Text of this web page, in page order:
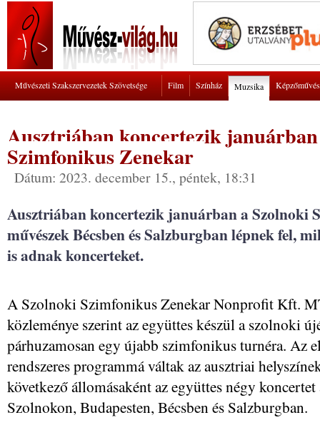
Művészeti Szakszervezetek Szövetsége Film Színház Muzsika
Ausztriában koncertezik
Szimfonikus Zenekar
Dátum: 2023. december 15., péntek, 18:31
Ausztriában koncertezik januárban a Szolnoki
művészek Bécsben és Salzburgban lépnek fel,
is adnak koncerteket.
A Szolnoki Szimfonikus Zenekar Nonprofit Kft.
közleménye szerint az együttes készül a szolnoki
párhuzamosan egy újabb szimfonikus turnéra. Az
rendszeres programmá váltak az ausztriai
következő állomásaként az együttes négy
Szolnokon, Budapesten, Bécsben és Salzburgban.